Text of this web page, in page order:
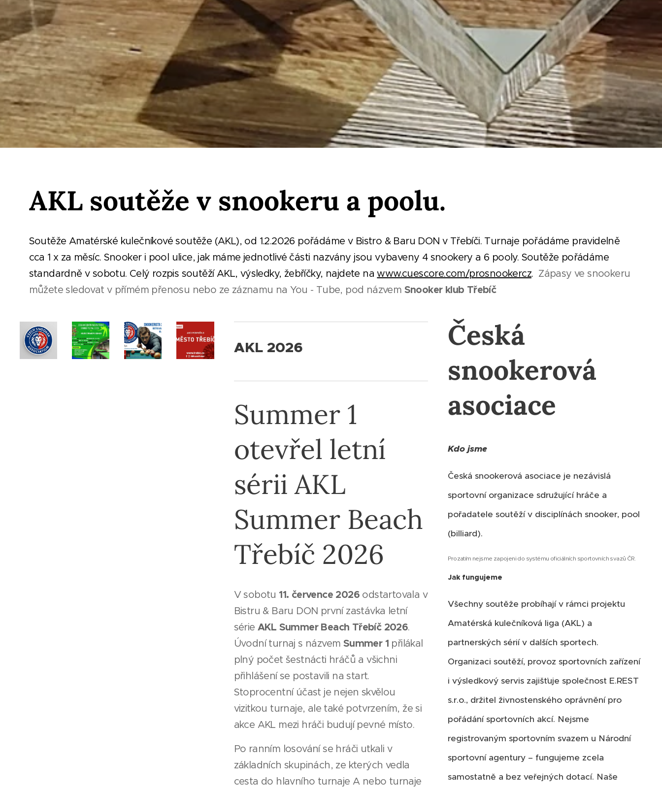
AKL soutěže v snookeru a poolu.
Soutěže Amatérské kulečníkové soutěže (AKL), od 1.2.2026 pořádáme v Bistro & Baru DON v Třebíči. Turnaje pořádáme pravidelně
cca 1 x za měsíc. Snooker i pool ulice, jak máme jednotlivé části nazvány jsou vybaveny 4 snookery a 6 pooly. Soutěže pořádáme
standardně v sobotu. Celý rozpis soutěží AKL, výsledky, žebříčky, najdete nawww.cuescore.com/prosnookercz. Zápasy ve snookeru
můžete sledovat v přímém přenosu nebo ze záznamu na You - Tube, pod názvem Snooker klub Třebíč
AKL 2026
Summer 1
otevřel letní
sérii AKL
Summer Beach
Třebíč 2026
V sobotu11. července 2026 odstartovala v
Bistru & Baru DON první zastávka letní
sérieAKL Summer Beach Třebíč 2026.
Úvodní turnaj s názvem Summer 1 přilákal
plný počet šestnácti hráčů a všichni
přihlášení se postavili na start.
Stoprocentní účast je nejen skvělou
vizitkou turnaje, ale také potvrzením, že si
akce AKL mezi hráči budují pevné místo.
Po ranním losování se hráči utkali v
základních skupinách, ze kterých vedla
cesta do hlavního turnaje A nebo turnaje
Česká
snookerová
asociace
Kdo jsme
Česká snookerová asociace je nezávislá
sportovní organizace sdružující hráče a
pořadatele soutěží v disciplínách snooker, pool
(billiard).
Prozatím nejsme zapojeni do systému oficiálních sportovních svazů ČR.
Jak fungujeme
Všechny soutěže probíhají v rámci projektu
Amatérská kulečníková liga (AKL) a
partnerských sérií v dalších sportech.
Organizaci soutěží, provoz sportovních zařízení
i výsledkový servis zajišťuje společnost E.REST
s.r.o., držitel živnostenského oprávnění pro
pořádání sportovních akcí. Nejsme
registrovaným sportovním svazem u Národní
sportovní agentury – fungujeme zcela
samostatně a bez veřejných dotací. Naše